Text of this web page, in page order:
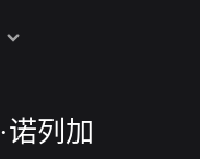
诺列加